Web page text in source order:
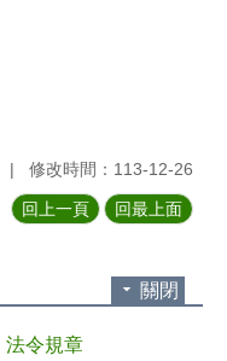
修改時間：113-12-26
回上一頁 回最上面
關閉
法令規章